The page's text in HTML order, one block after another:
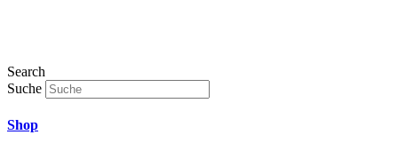
Search
Suche
Shop